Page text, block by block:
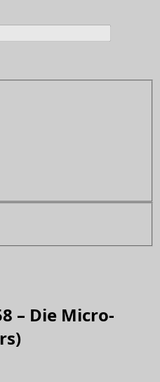
– Die Micro-